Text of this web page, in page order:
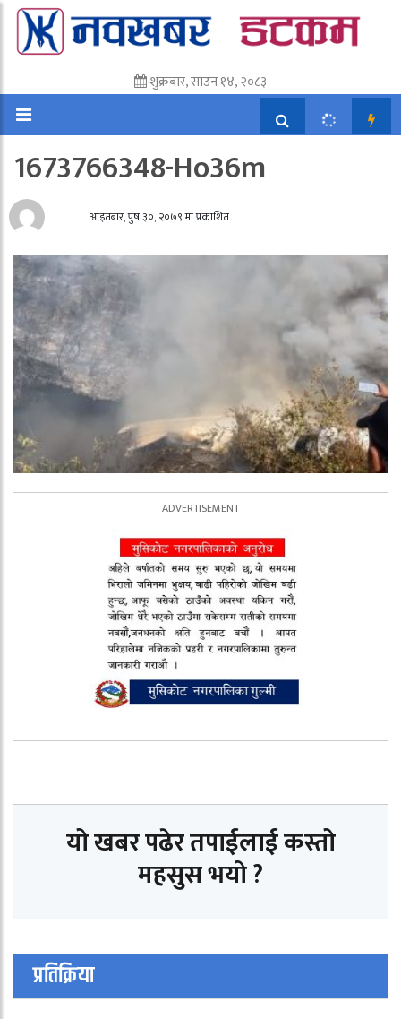
शुक्रबार, साउन १४, २०८३
1673766348-Ho36m
आइतबार, पुष ३०, २०७९ मा प्रकाशित
यो खबर पढेर तपाईलाई कस्तो
महसुस भयो ?
प्रतिक्रिया